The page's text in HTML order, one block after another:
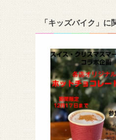
「キッズバイク」